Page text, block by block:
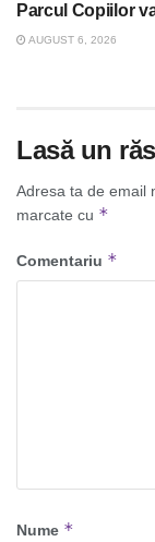
Parcul Copiilor
AUGUST 6, 2026
Lasă un
Adresa ta de email
marcate cu *
Comentariu *
Nume *